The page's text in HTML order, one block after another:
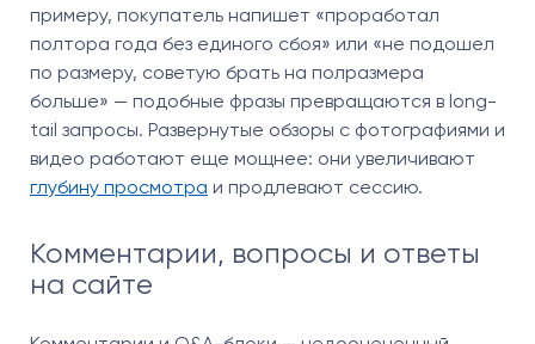
примеру, покупатель напишет «проработал
полтора года без единого сбоя» или «не подошел
по размеру, советую брать на полразмера
больше» — подобные фразы превращаются в long-
tail запросы. Развернутые обзоры с фотографиями и
видео работают еще мощнее: они увеличивают
глубину просмотра и продлевают сессию.
Комментарии, вопросы и ответы
на сайте